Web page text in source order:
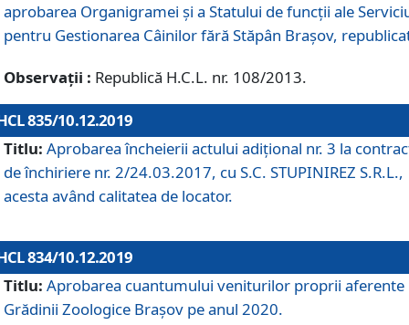
aprobarea Organigramei şi a Statului de funcții ale
pentru Gestionarea Câinilor fără Stăpân Brașov,
Observații : Republică H.C.L. nr. 108/2013.
835/10.12.2019
Titlu: Aprobarea încheierii actului adițional nr. 3 la
de închiriere nr. 2/24.03.2017, cu S.C. STUPINIREZ S.R.L.,
acesta având calitatea de locator.
834/10.12.2019
Titlu: Aprobarea cuantumului veniturilor proprii aferente
Grădinii Zoologice Braşov pe anul 2020.